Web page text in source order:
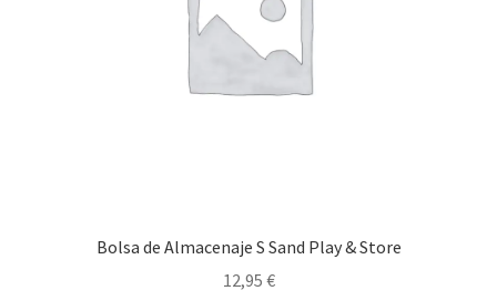
Bolsa de Almacenaje S Sand Play & Store
12,95 €